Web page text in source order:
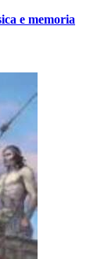
e memoria